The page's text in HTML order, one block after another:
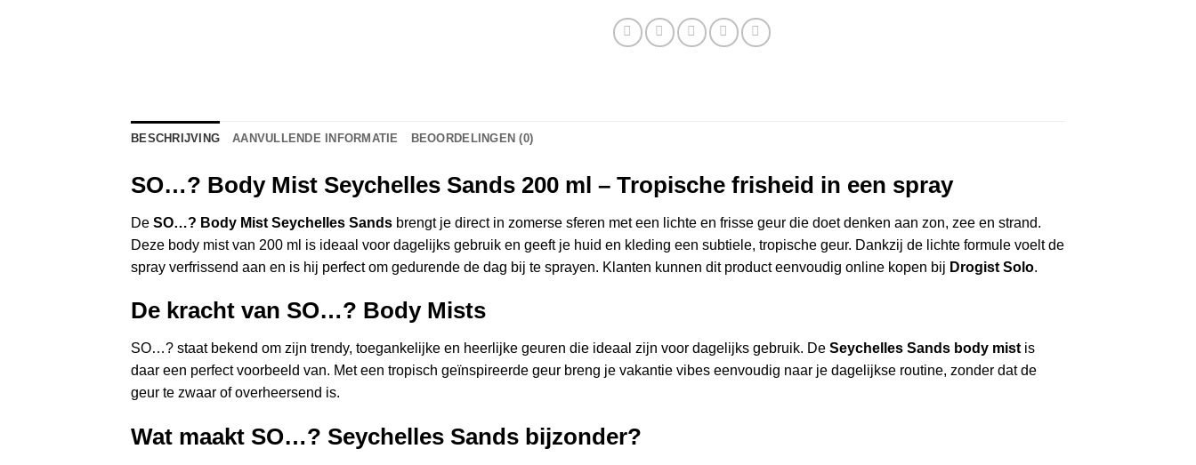
BESCHRIJVING AANVULLENDE INFORMATIE BEOORDELINGEN (0)
SO…? Body Mist Seychelles Sands 200 ml – Tropische frisheid in een spray
De SO…? Body Mist Seychelles Sands brengt je direct in zomerse sferen met een lichte en frisse geur die doet denken aan zon, zee en strand.
Deze body mist van 200 ml is ideaal voor dagelijks gebruik en geeft je huid en kleding een subtiele, tropische geur. Dankzij de lichte formule voelt de
spray verfrissend aan en is hij perfect om gedurende de dag bij te sprayen. Klanten kunnen dit product eenvoudig online kopen bij Drogist Solo.
De kracht van SO…? Body Mists
SO…? staat bekend om zijn trendy, toegankelijke en heerlijke geuren die ideaal zijn voor dagelijks gebruik. De Seychelles Sands body mist is
daar een perfect voorbeeld van. Met een tropisch geïnspireerde geur breng je vakantie vibes eenvoudig naar je dagelijkse routine, zonder dat de
geur te zwaar of overheersend is.
Wat maakt SO…? Seychelles Sands bijzonder?